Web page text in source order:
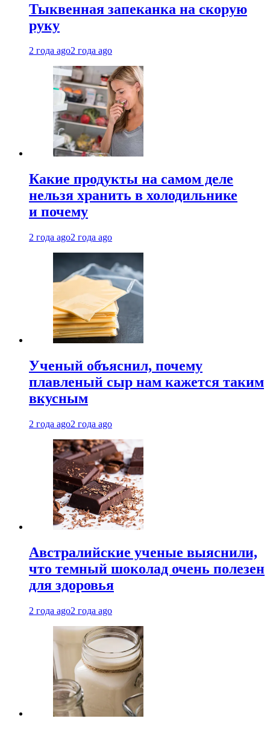
Тыквенная запеканка на скорую
руку
2 года ago2 года ago
Какие продукты на самом деле
нельзя хранить в холодильнике
и почему
2 года ago2 года ago
Ученый объяснил, почему
плавленый сыр нам кажется таким
вкусным
2 года ago2 года ago
Австралийские ученые выяснили,
что темный шоколад очень полезен
для здоровья
2 года ago2 года ago